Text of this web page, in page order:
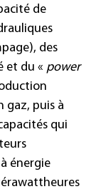
de
des
et du « power
gaz, puis à
qui
énergie